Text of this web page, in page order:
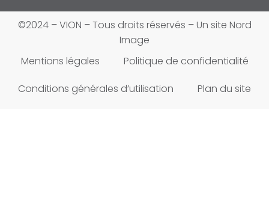
©2024 – VION – Tous droits réservés – Un site Nord
Image
Mentions légales
Politique de confidentialité
Conditions générales d’utilisation
Plan du site